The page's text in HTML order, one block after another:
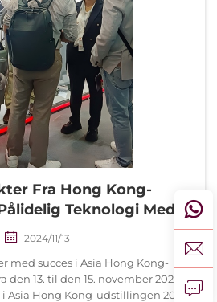
Fra Hong Kong-
Teknologi Med
Certificering
2024/11/13
med succes i Asia Hong Kong-
den 13. til den 15. november 2024
Asia Hong Kong-udstillingen 2024,